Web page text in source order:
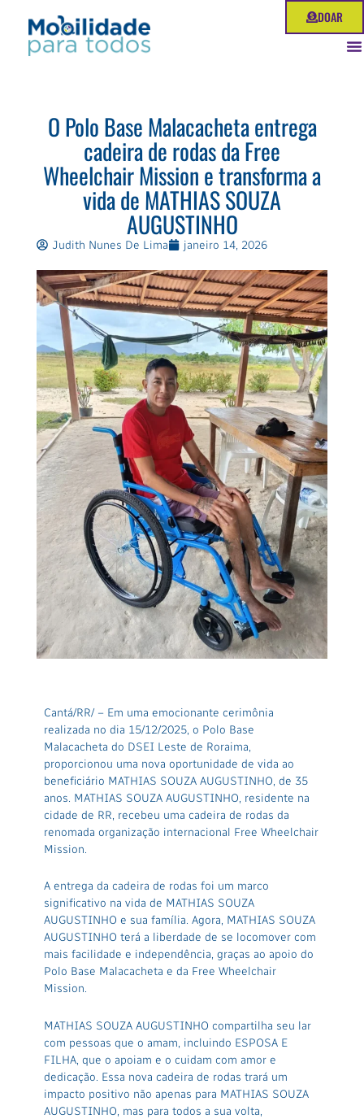
DOAR
O Polo Base Malacacheta entrega
cadeira de rodas da Free
Wheelchair Mission e transforma a
vida de MATHIAS SOUZA
AUGUSTINHO
Judith Nunes De Lima janeiro 14, 2026
Cantá/RR/ – Em uma emocionante cerimônia
realizada no dia 15/12/2025, o Polo Base
Malacacheta do DSEI Leste de Roraima,
proporcionou uma nova oportunidade de vida ao
beneficiário MATHIAS SOUZA AUGUSTINHO, de 35
anos. MATHIAS SOUZA AUGUSTINHO, residente na
cidade de RR, recebeu uma cadeira de rodas da
renomada organização internacional Free Wheelchair
Mission.
A entrega da cadeira de rodas foi um marco
significativo na vida de MATHIAS SOUZA
AUGUSTINHO e sua família. Agora, MATHIAS SOUZA
AUGUSTINHO terá a liberdade de se locomover com
mais facilidade e independência, graças ao apoio do
Polo Base Malacacheta e da Free Wheelchair
Mission.
MATHIAS SOUZA AUGUSTINHO compartilha seu lar
com pessoas que o amam, incluindo ESPOSA E
FILHA, que o apoiam e o cuidam com amor e
dedicação. Essa nova cadeira de rodas trará um
impacto positivo não apenas para MATHIAS SOUZA
AUGUSTINHO, mas para todos a sua volta,